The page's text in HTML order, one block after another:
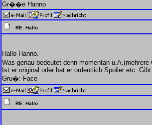
Gr��e Hanno
RE: Hallo
Hallo Hanno.
Was genau bedeutet denn momentan u.A.(mehrere
Ist er original oder hat er ordentlich Spoiler etc.
Gru�: Face
RE: Hallo